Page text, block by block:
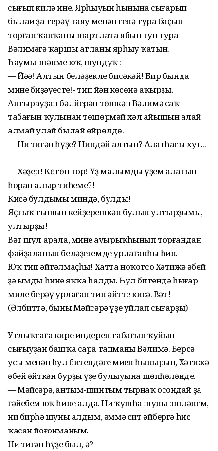
сығып килә ине. Ярһыуын һынына сығарып
былай ҙа терәү таяу менән генә тура баҫып
торған ҡапҡаны шартлата ябып туп тура
Вәлимәгә ҡаршы атланы ярһыу ҡатын.
Һаумы-шәпме юҡ, шундуҡ :
— Йәә! Алтын беләҙекле бисәкәй! Бир бында
минең биҙәүесте!- тип йән көсөнә аҡырҙы.
Аптырауҙан бәлйерәп төшкән Вәлимә саҡ
табағын ҡулынан төшөрмәй хәл айышын аңлай
алмай улай былай өйрөлдө.
— Ни тигән һүҙең? Ниндәй алтын? Аңлатһаңсы хут...
— Хәҙер! Көтөп тор! Үҙ малымды үҙем аңлатып
һорап алыр тиһеңме?!
Кисә булдыңмы миндә, булдың!
Яҫтыҡ тышын кейҙерешкән булып ултырҙыңмы,
ултырҙың!
Вәт шул арала, минең ауырыҡһынып торғандан
файҙаланып беләҙегемде урлағанһың һин.
Юҡ тип әйтәлмаҫһың! Хатта ноҡотсо Хәтижә әбей
ҙә ымды һинең яҡҡа һалды. Һул битендә һыңғар
миңле берәү урлаған тип әйтте кисә. Вәт!
(Әлбиттә, быны Мәйсәрә үҙе уйлап сығарҙы)
Утлыҡсаға кире индереп табағын ҡуйып
сығыуҙан башҡа сара тапманы Вәлимә. Берсә
усы менән һул битендәге миңен һыпырып, Хәтижә
әбей әйткән бурҙың үҙе булыуына шөпһәләнде.
— Мәйсәрә, антым-шинтым тырнаҡ осондай ҙа
ғәйебем юҡ һинең алда. Ни ҡушһаң шуны эшләнем,
ни бирһәң шуны алдым, әммә сит әйбергә һис
ҡасан йоғонманым.
Ни тигән һүҙең был, ә?